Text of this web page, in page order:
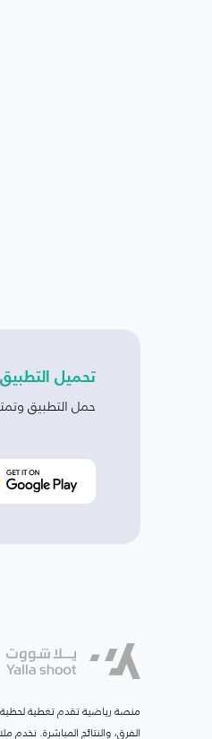
تحميل التطبيق
حمل التطبيق
منصة رياضية تقدم تغطية لحظية
الفرق، والنتائج المباشرة.